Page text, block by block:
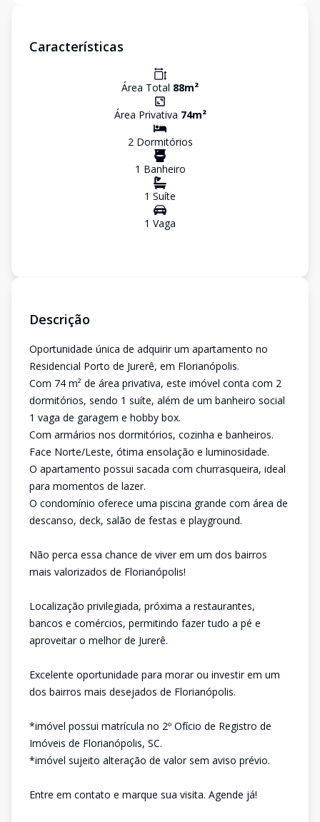
Características
Área Total 88m²
Área Privativa 74m²
2Dormitórios
1 Banheiro
1 Suíte
1 Vaga
Descrição
Oportunidade única de adquirir um apartamento no
Residencial Porto de Jurerê, em Florianópolis.
Com 74 m² de área privativa, este imóvel conta com 2
dormitórios, sendo 1 suíte, além de um banheiro social
1 vaga de garagem e hobby box.
Com armários nos dormitórios, cozinha e banheiros.
Face Norte/Leste, ótima ensolação e luminosidade.
O apartamento possui sacada com churrasqueira, ideal
para momentos de lazer.
O condomínio oferece uma piscina grande com área de
descanso, deck, salão de festas e playground.
Não perca essa chance de viver em um dos bairros
mais valorizados de Florianópolis!
Localização privilegiada, próxima a restaurantes,
bancos e comércios, permitindo fazer tudo a pé e
aproveitar o melhor de Jurerê.
Excelente oportunidade para morar ou investir em um
dos bairros mais desejados de Florianópolis.
*imóvel possui matrícula no 2º Ofício de Registro de
Imóveis de Florianópolis, SC.
*imóvel sujeito alteração de valor sem aviso prévio.
Entre em contato e marque sua visita. Agende já!